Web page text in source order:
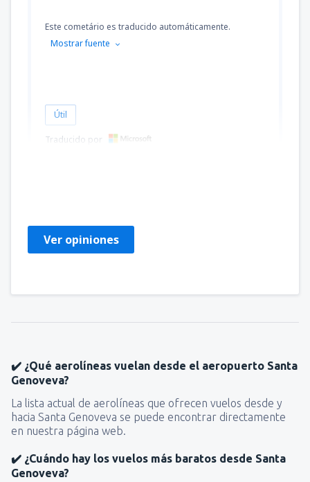
Este cometário es traducido automáticamente.
Mostrar fuente
Útil
Traducido por
Ver opiniones
✔️ ¿Qué aerolíneas vuelan desde el aeropuerto Santa
Genoveva?
La lista actual de aerolíneas que ofrecen vuelos desde y
hacia Santa Genoveva se puede encontrar directamente
en nuestra página web.
✔️ ¿Cuándo hay los vuelos más baratos desde Santa
Genoveva?